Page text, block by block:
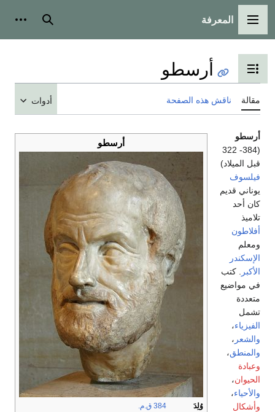
القائمة الرئيسية
المعرفة بحث
تبديل عرض جدول المحتويات
أرسطو
مقالة ناقش هذه الصفحة أدوات
أرسطو
وُلِدَ
384 ق.م.
أرسطو
(384- 322
قبل الميلاد)
فيلسوف
يوناني قديم
كان أحد
تلاميذ
أفلاطون
ومعلم
الإسكندر
الأكبر
. كتب
في مواضيع
متعددة
تشمل
الفيزياء،
والشعر ،
والمنطق،
وعبادة
الحيوان،
والأحياء،
وأشكال